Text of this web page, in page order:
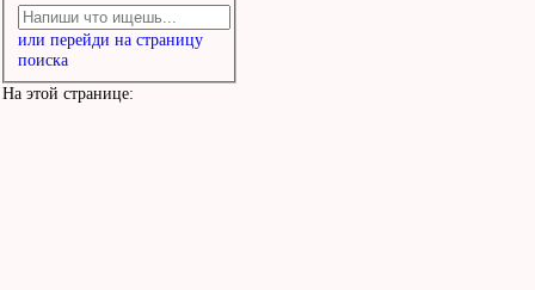
или перейди на страницу
поиска
На этой странице: